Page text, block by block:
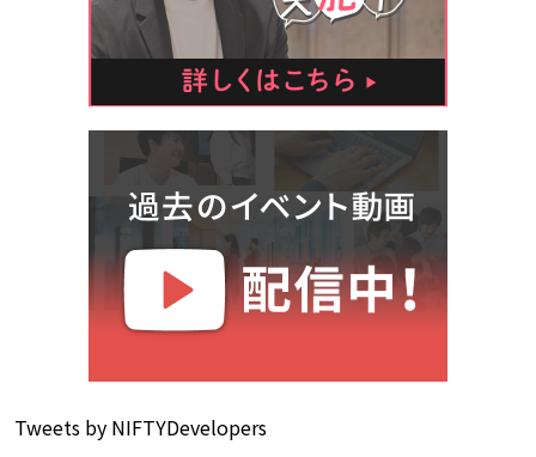
Tweets by NIFTYDevelopers